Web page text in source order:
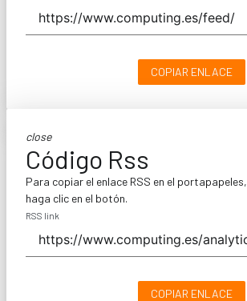
COPIAR ENLACE
close
Código Rss
Para copiar el enlace RSS en el portapapeles,
haga clic en el botón.
RSS link
COPIAR ENLACE